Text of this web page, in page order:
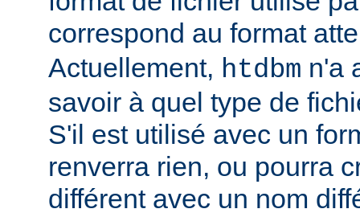
correspond au format
Actuellement, htdbm n'a
savoir à quel type de
S'il est utilisé avec un
renverra rien, ou pourra
différent avec un nom